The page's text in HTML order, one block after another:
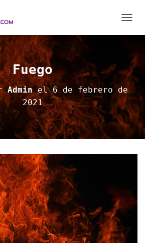
A
A
R
M
O
D
O
E
A
Fuego
Adminel6 de febrero de
2021